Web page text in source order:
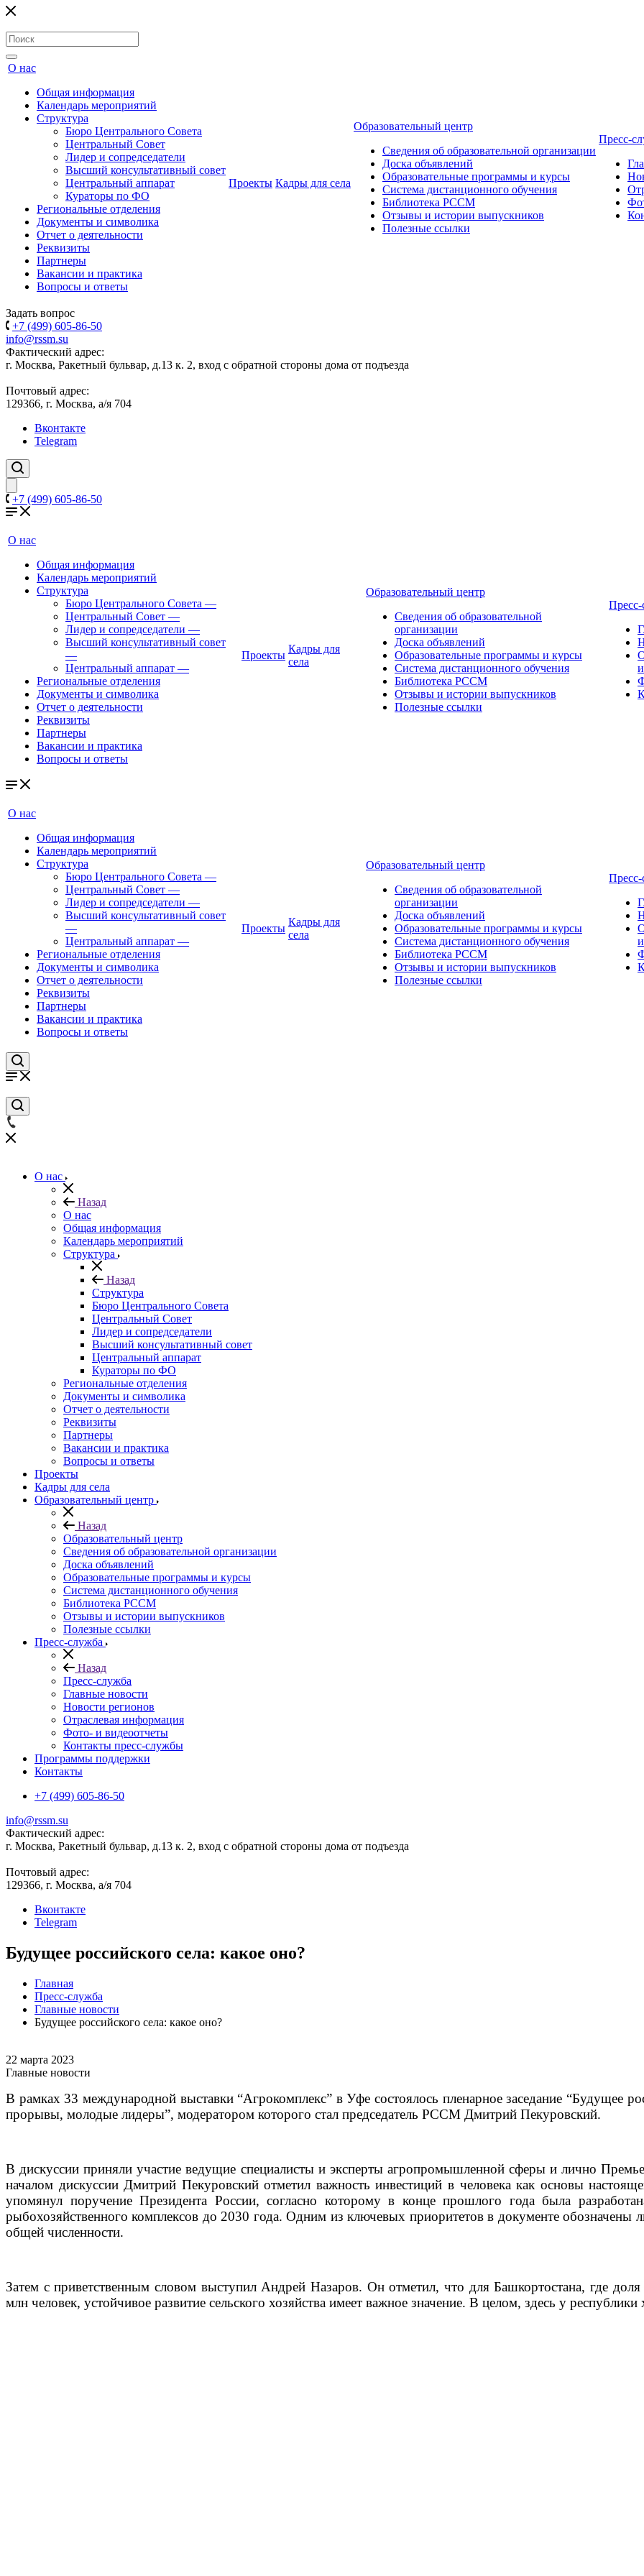
О нас
Общая информация
Календарь мероприятий
Структура
Бюро Центрального Совета
Центральный Совет
Лидер и сопредседатели
Высший консультативный совет
Центральный аппарат
Кураторы по ФО
Региональные отделения
Документы и символика
Отчет о деятельности
Реквизиты
Партнеры
Вакансии и практика
Вопросы и ответы
Проекты Кадры для села
Образовательный центр
Сведения об образовательной организации
Доска объявлений
Образовательные программы и курсы
Система дистанционного обучения
Библиотека РССМ
Отзывы и истории выпускников
Полезные ссылки
Пресс-
Задать вопрос
+7 (499) 605-86-50
info@rssm.su
Фактический адрес:
г. Москва, Ракетный бульвар, д.13 к. 2, вход с обратной стороны дома от подъезда
Почтовый адрес:
129366, г. Москва, а/я 704
Вконтакте
Telegram
+7 (499) 605-86-50
О нас
Общая информация
Календарь мероприятий
Структура
Бюро Центрального Совета —
Центральный Совет —
Лидер и сопредседатели —
Высший консультативный совет
—
Центральный аппарат —
Региональные отделения
Документы и символика
Отчет о деятельности
Реквизиты
Партнеры
Вакансии и практика
Вопросы и ответы
Проекты
Кадры для
села
Образовательный центр
Сведения об образовательной
организации
Доска объявлений
Образовательные программы и курсы
Система дистанционного обучения
Библиотека РССМ
Отзывы и истории выпускников
Полезные ссылки
Пресс-
О нас
Общая информация
Календарь мероприятий
Структура
Бюро Центрального Совета —
Центральный Совет —
Лидер и сопредседатели —
Высший консультативный совет
—
Центральный аппарат —
Региональные отделения
Документы и символика
Отчет о деятельности
Реквизиты
Партнеры
Вакансии и практика
Вопросы и ответы
Проекты
Кадры для
села
Образовательный центр
Сведения об образовательной
организации
Доска объявлений
Образовательные программы и курсы
Система дистанционного обучения
Библиотека РССМ
Отзывы и истории выпускников
Полезные ссылки
Пресс-
О нас
Назад
О нас
Общая информация
Календарь мероприятий
Структура
Назад
Структура
Бюро Центрального Совета
Центральный Совет
Лидер и сопредседатели
Высший консультативный совет
Центральный аппарат
Кураторы по ФО
Региональные отделения
Документы и символика
Отчет о деятельности
Реквизиты
Партнеры
Вакансии и практика
Вопросы и ответы
Проекты
Кадры для села
Образовательный центр
Назад
Образовательный центр
Сведения об образовательной организации
Доска объявлений
Образовательные программы и курсы
Система дистанционного обучения
Библиотека РССМ
Отзывы и истории выпускников
Полезные ссылки
Пресс-служба
Назад
Пресс-служба
Главные новости
Новости регионов
Отраслевая информация
Фото- и видеоотчеты
Контакты пресс-службы
Программы поддержки
Контакты
+7 (499) 605-86-50
info@rssm.su
Фактический адрес:
г. Москва, Ракетный бульвар, д.13 к. 2, вход с обратной стороны дома от подъезда
Почтовый адрес:
129366, г. Москва, а/я 704
Вконтакте
Telegram
Будущее российского села: какое оно?
Главная
Пресс-служба
Главные новости
Будущее российского села: какое оно?
22 марта 2023
Главные новости
В рамках 33 международной выставки “Агрокомплекс” в Уфе состоялось пленарное заседание “Будущее
прорывы, молодые лидеры”, модератором которого стал председатель РССМ Дмитрий Пекуровский.
В дискуссии приняли участие ведущие специалисты и эксперты агропромышленной сферы и лично
началом дискуссии Дмитрий Пекуровский отметил важность инвестиций в человека как основы
упомянул поручение Президента России, согласно которому в конце прошлого года была
рыбохозяйственного комплексов до 2030 года. Одним из ключевых приоритетов в документе обозначены
общей численности.
Затем с приветственным словом выступил Андрей Назаров. Он отметил, что для Башкортостана, где
млн человек, устойчивое развитие сельского хозяйства имеет важное значение. В целом, здесь у